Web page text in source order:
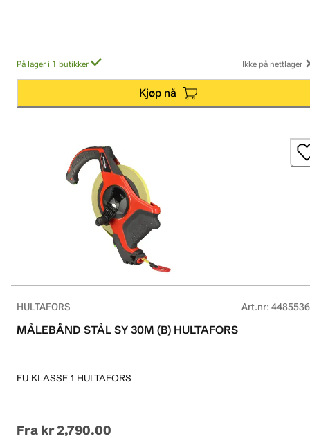
På lager i 1 butikker Ikke på nettlager
Kjøp nå
HULTAFORS Art.nr:
MÅLEBÅND STÅL SY 30M (B) HULTAFORS
EU KLASSE 1 HULTAFORS
Fra kr 2,790.00